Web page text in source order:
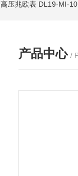
压兆欧表 DL19-MI-
产品中心 /